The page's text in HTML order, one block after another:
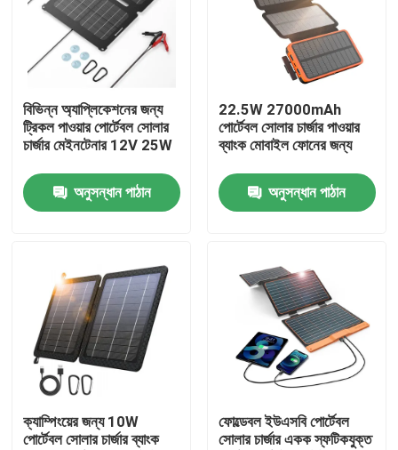
ভিডিও
আমাদের সম্বন্ধে
গুণমান নিয়ন্ত্রণ
পোর্টেবল সোলার প্যানেল
নমনীয় সৌর প্যানেল
ভাঁজযোগ্য সোলার ডিক
সোলার ব্যাটারি চার্জার
বিভিন্ন অ্যাপ্লিকেশনের জন্য
ট্রিকল পাওয়ার পোর্টেবল সোলার
চার্জার মেইনটেনার 12V 25W
অনুসন্ধান পাঠান
22.5W 27000mAh
পোর্টেবল সোলার চার্জার পাওয়ার
ব্যাংক মোবাইল ফোনের জন্য
অনুসন্ধান পাঠান
ক্যাম্পিংয়ের জন্য 10W
পোর্টেবল সোলার চার্জার ব্যাংক
ফোল্ডেবল ইউএসবি পোর্টেবল
সোলার চার্জার একক স্ফটিকযুক্ত